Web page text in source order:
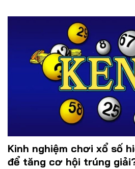
Kinh nghiệm chơi xổ số
để tăng cơ hội trúng